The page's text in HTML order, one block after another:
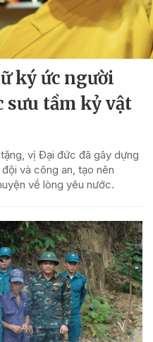
ký ức người
sưu tầm kỷ vật
vị Đại đức đã gây dựng
và công an, tạo nên
về lòng yêu nước.